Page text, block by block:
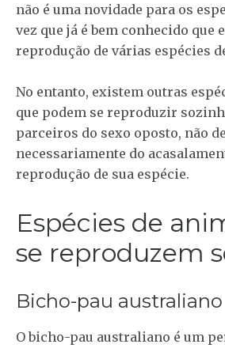
não é uma novidade para os
vez que já é bem conhecido que
reprodução de várias espécies
No entanto, existem outras
que podem se reproduzir
parceiros do sexo oposto, não
necessariamente do
reprodução de sua espécie.
Espécies de
se reproduzem
Bicho-pau australiano
O bicho-pau australiano é um